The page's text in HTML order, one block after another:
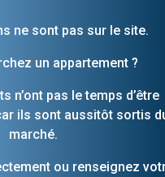
ne sont pas sur le site.
un appartement ?
n’ont pas le temps d’être
ils sont aussitôt sortis
marché.
ou renseignez